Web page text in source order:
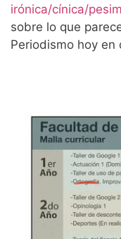
irónica/cínica/
sobre lo que
Periodismo hoy en